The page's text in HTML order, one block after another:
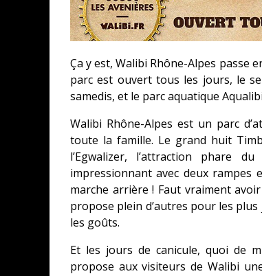
Ça y est, Walibi Rhône-Alpes passe
parc est ouvert tous les jours, le
samedis, et le parc aquatique
Walibi Rhône-Alpes est un parc
toute la famille. Le grand huit
l’Egwalizer, l’attraction phare
impressionnant avec deux
marche arrière ! Faut vraiment
propose plein d’autres pour les
les goûts.
Et les jours de canicule, quoi de
propose aux visiteurs de Walibi